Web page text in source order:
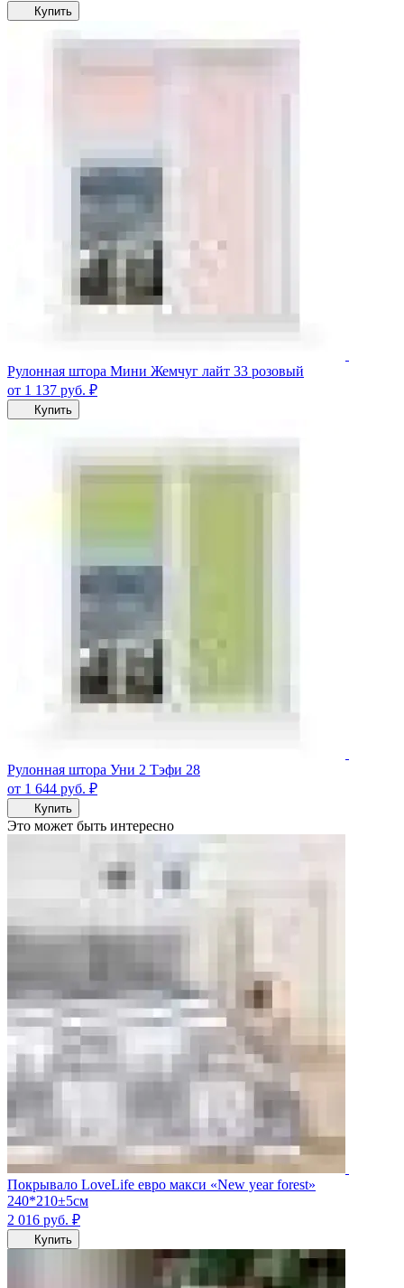
Купить
Рулонная штора Мини Жемчуг лайт 33 розовый
от 1 137 руб. ₽
Купить
Рулонная штора Уни 2 Тэфи 28
от 1 644 руб. ₽
Купить
Это может быть интересно
Покрывало LoveLife евро макси «New year forest»
240*210±5см
2 016 руб. ₽
Купить